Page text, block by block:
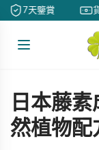
7天鑒賞 貨
日本藤
然植物配